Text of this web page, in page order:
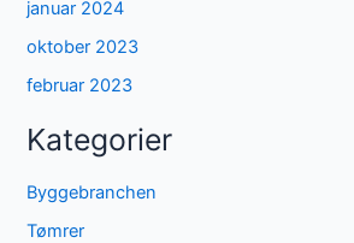
januar 2024
oktober 2023
februar 2023
Kategorier
Byggebranchen
Tømrer